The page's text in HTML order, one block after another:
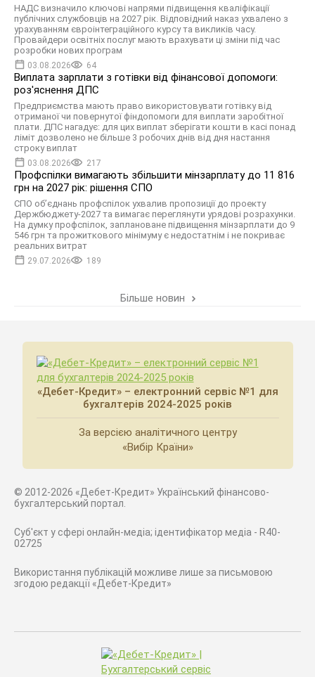
НАДС визначило ключові напрями підвищення кваліфікації
публічних службовців на 2027 рік. Відповідний наказ ухвалено з
урахуванням євроінтеграційного курсу та викликів часу.
Провайдери освітніх послуг мають врахувати ці зміни під час
розробки нових програм
03.08.2026 64
Виплата зарплати з готівки від фінансової допомоги:
роз'яснення ДПС
Предприємства мають право використовувати готівку від
отриманої чи повернутої фіндопомоги для виплати заробітної
плати. ДПС нагадує: для цих виплат зберігати кошти в касі понад
ліміт дозволено не більше 3 робочих днів від дня настання
строку виплат
03.08.2026 217
Профспілки вимагають збільшити мінзарплату до 11 816
грн на 2027 рік: рішення СПО
СПО об’єднань профспілок ухвалив пропозиції до проекту
Держбюджету-2027 та вимагає переглянути урядові розрахунки.
На думку профспілок, заплановане підвищення мінзарплати до 9
546 грн та прожиткового мінімуму є недостатнім і не покриває
реальних витрат
29.07.2026 189
Більше новин
«Дебет-Кредит» – електронний сервіс №1 для
бухгалтерів 2024-2025 років
За версією аналітичного центру
«Вибір Країни»
© 2012-2026 «Дебет-Кредит» Український фінансово-
бухгалтерський портал.
Суб'єкт у сфері онлайн-медіа; ідентифікатор медіа - R40-
02725
Використання публікацій можливе лише за письмовою
згодою редакції «Дебет-Кредит»